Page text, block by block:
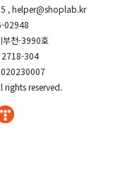
, helper@shoplab.kr
02948
부천-3990호
2718-304
rights reserved.